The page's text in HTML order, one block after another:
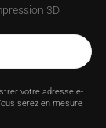
3D
votre adresse e-
serez en mesure